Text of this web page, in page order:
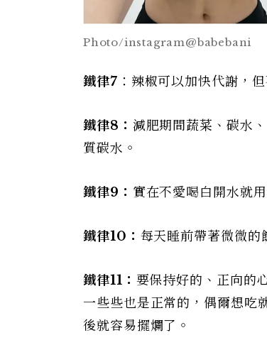
Photo/instagram@babebani
鐵律7 ：辣椒可以加快代謝，
鐵律8： 減肥期間蔬菜、碳水
質碳水。
鐵律9： 實在不愛喝白開水就
鐵律10： 每天睡前帶著微微的
鐵律11： 要保持好的、正向的
一些些也是正常的，偶爾想吃
後就容易擺爛了。